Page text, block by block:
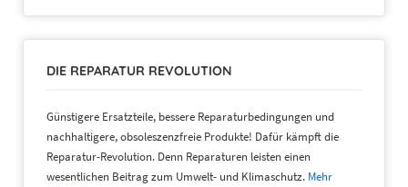
DIE REPARATUR REVOLUTION
Günstigere Ersatzteile, bessere Reparaturbedingungen und
nachhaltigere, obsoleszenzfreie Produkte! Dafür kämpft die
Reparatur-Revolution. Denn Reparaturen leisten einen
wesentlichen Beitrag zum Umwelt- und Klimaschutz. Mehr